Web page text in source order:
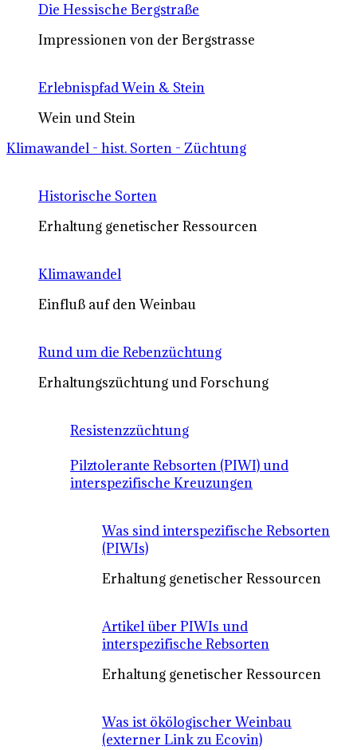
Die Hessische Bergstraße
Impressionen von der Bergstrasse
Erlebnispfad Wein & Stein
Wein und Stein
Klimawandel - hist. Sorten - Züchtung
Historische Sorten
Erhaltung genetischer Ressourcen
Klimawandel
Einfluß auf den Weinbau
Rund um die Rebenzüchtung
Erhaltungszüchtung und Forschung
Resistenzzüchtung
Pilztolerante Rebsorten (PIWI) und
interspezifische Kreuzungen
Was sind interspezifische Rebsorten
(PIWIs)
Erhaltung genetischer Ressourcen
Artikel über PIWIs und
interspezifische Rebsorten
Erhaltung genetischer Ressourcen
Was ist ökölogischer Weinbau
(externer Link zu Ecovin)